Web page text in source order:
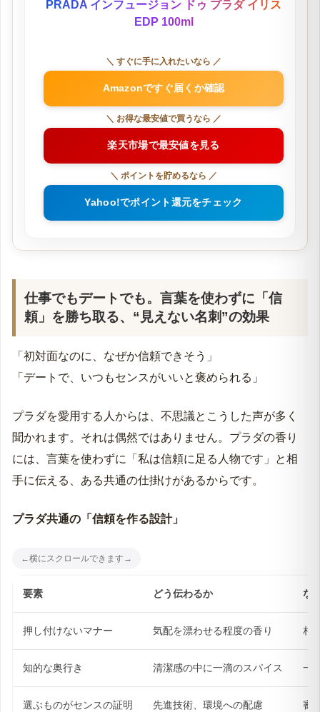
PRADA インフュージョン ドゥ プラダ イリス
EDP 100ml
＼ すぐに手に入れたいなら ／
Amazonですぐ届くか確認
＼ お得な最安値で買うなら ／
楽天市場で最安値を見る
＼ ポイントを貯めるなら ／
Yahoo!でポイント還元をチェック
仕事でもデートでも。言葉を使わずに「信
頼」を勝ち取る、“見えない名刺”の効果
「初対面なのに、なぜか信頼できそう」
「デートで、いつもセンスがいいと褒められる」
プラダを愛用する人からは、不思議とこうした声が多く
聞かれます。それは偶然ではありません。プラダの香り
には、言葉を使わずに「私は信頼に足る人物です」と相
手に伝える、ある共通の仕掛けがあるからです。
プラダ共通の「信頼を作る設計」
要素 どう伝わるか な
押し付けないマナー 気配を漂わせる程度の香り 相
知的な奥行き 清潔感の中に一滴のスパイス 一
選ぶものがセンスの証明 先進技術、環境への配慮 審